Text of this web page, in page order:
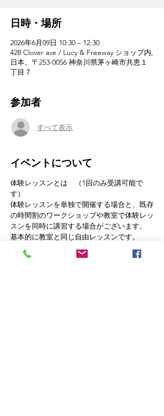
日時・場所
2026年6月09日 10:30 – 12:30
428 Clover ave / Lucy & Freeway ショップ内,
日本、〒253-0056 神奈川県茅ヶ崎市共恵１
丁目７
参加者
すべて表示
イベントについて
体験レッスンとは　（1回のみ受講可能で
す）
体験レッスンを単独で開催する場合と、既存
の時間割のワークショップや教室で体験レッ
スンを同時に講習する場合がございます。
基本的に教室と同じ自由レッスンです。
編み物が初めての方には基礎のレッスン、ベ
テランの方には更なるスキルアップする為の